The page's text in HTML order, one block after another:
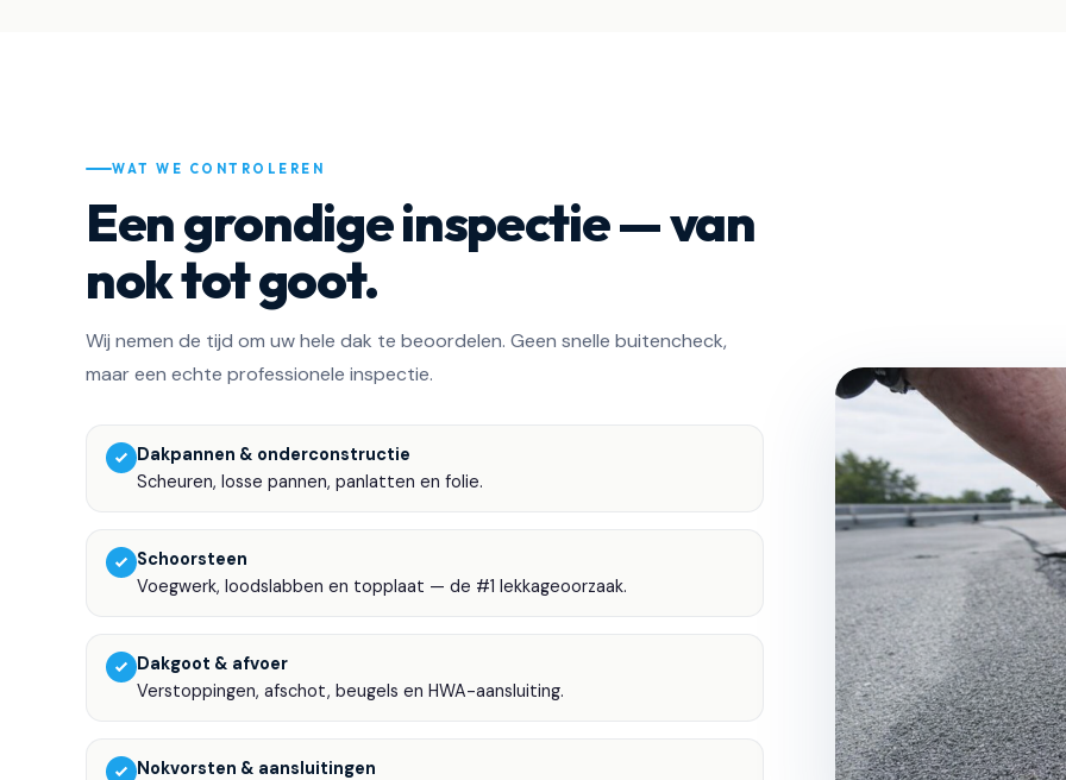
WAT WE CONTROLEREN
Een grondige inspectie — van
nok tot goot.
Wij nemen de tijd om uw hele dak te beoordelen. Geen snelle buitencheck,
maar een echte professionele inspectie.
Dakpannen & onderconstructie
Scheuren, losse pannen, panlatten en folie.
Schoorsteen
Voegwerk, loodslabben en topplaat — de #1 lekkageoorzaak.
Dakgoot & afvoer
Verstoppingen, afschot, beugels en HWA-aansluiting.
Nokvorsten & aansluitingen